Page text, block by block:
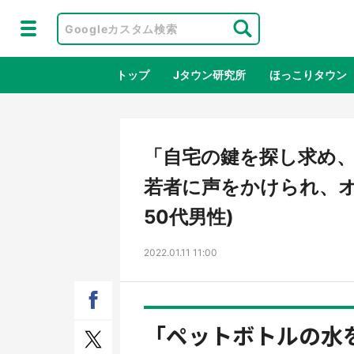
トップ Jタウン研究所 ほっこりタウン
地域×二次
服！？ 県公式プロモ動画で「聖地」
が生産されてます【7／31～1／31】
に
ラ
「自宅の鍵を探し求め
若者に声をかけられ、
50代男性)
2022.01.11 11:00
「ペットボトルの